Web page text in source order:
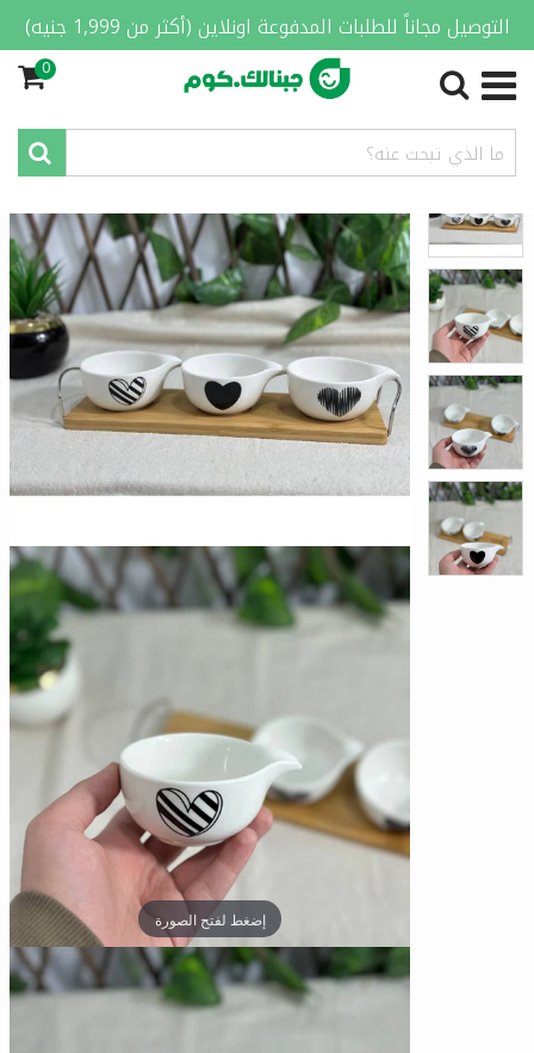
التوصيل مجاناً للطلبات المدفوعة اونلاين (أكثر من 1,999 جنيه)
0
الصفحة الرئيسية/المنزل والمطبخ
إضغط لفتح الصورة